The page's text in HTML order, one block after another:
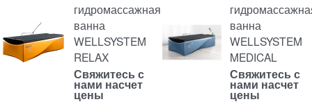
гидромассажная
ванна
WELLSYSTEM
RELAX
Свяжитесь с
нами насчет
цены
ванна
WELLSYSTEM
MEDICAL
Свяжитесь с
нами насчет
цены